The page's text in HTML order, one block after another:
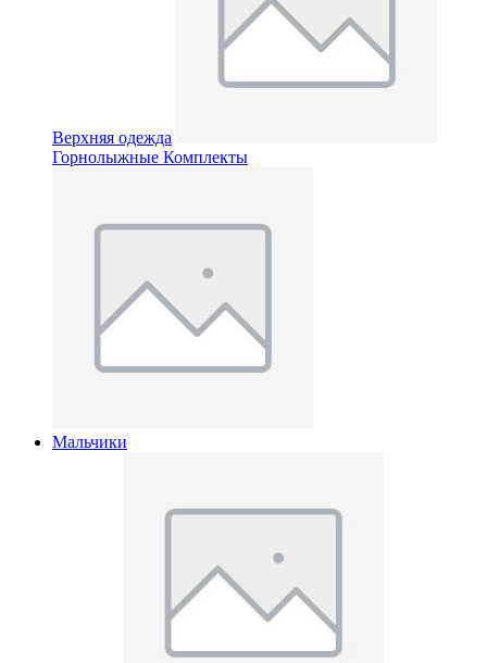
Верхняя одежда
Горнолыжные Комплекты
Мальчики